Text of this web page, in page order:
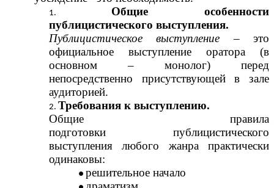
Общие особенности
публицистического выступления.
Публицистическое выступление – это
официальное выступление оратора (в
основном – монолог) перед
непосредственно присутствующей в зале
аудиторией.
Требования к выступлению.
Общие правила
подготовки
публицистического
выступления любого жанра практически
одинаковы:
решительное начало